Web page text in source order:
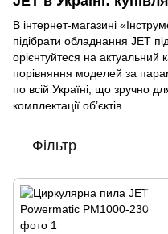
В інтернет-магазині
підібрати обладнання JET
орієнтуйтеся на актуальний
порівняння моделей за
по всій Україні, що зручно
комплектації об’єктів.
Фільтр